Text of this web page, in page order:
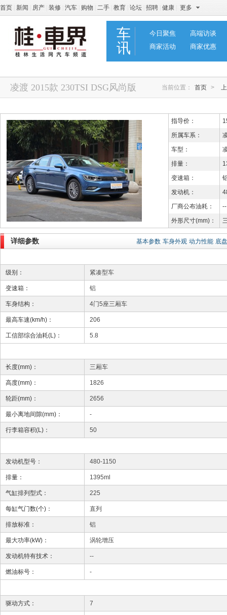
首页 新闻 房产 装修 汽车 购物 二手 教育 论坛 招聘 健康 更多
车
讯
今日聚焦
高端访谈
商家活动
商家优惠
凌渡 2015款 230TSI DSG风尚版 当前位置： 首页 >
指导价：
所属车系：
车型：
排量：
变速箱：
发动机：
厂商公布油耗：
--
外形尺寸(mm)：
基本参数 车身外观 动力性能 底
详细参数
级别： 紧凑型车
变速箱： 铝
车身结构： 4门5座三厢车
最高车速(km/h)： 206
工信部综合油耗(L)： 5.8
长度(mm)： 三厢车
高度(mm)： 1826
轮距(mm)： 2656
最小离地间隙(mm)： -
行李箱容积(L)： 50
发动机型号： 480-1150
排量： 1395ml
气缸排列型式： 225
每缸气门数(个)： 直列
排放标准： 铝
最大功率(kW)： 涡轮增压
发动机特有技术： --
燃油标号： -
驱动方式： 7